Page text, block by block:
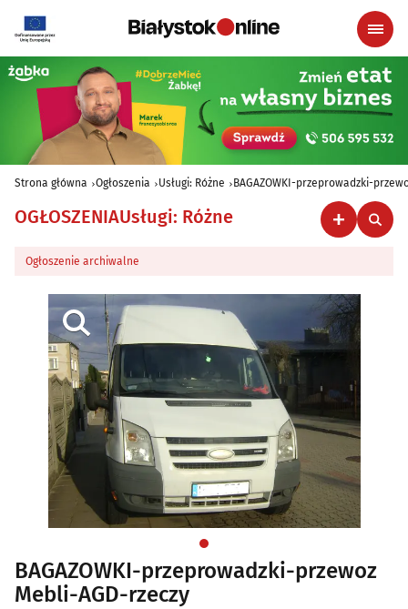
Strona główna Ogłoszenia Usługi: Różne BAGAZOWKI-przeprowadzki-
OGŁOSZENIAUsługi: Różne
Ogłoszenie archiwalne
BAGAZOWKI-przeprowadzki-przewoz
Mebli-AGD-rzeczy